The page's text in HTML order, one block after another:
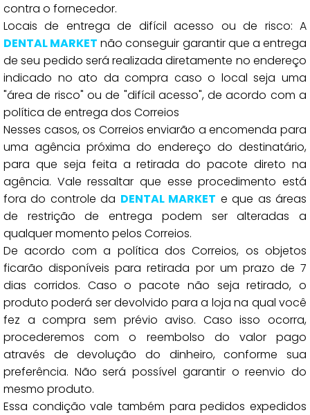
contra o fornecedor.
Locais de entrega de difícil acesso ou de risco: A
DENTAL MARKET não conseguir garantir que a entrega
de seu pedido será realizada diretamente no endereço
indicado no ato da compra caso o local seja uma
"área de risco" ou de "difícil acesso", de acordo com a
política de entrega dos Correios
Nesses casos, os Correios enviarão a encomenda para
uma agência próxima do endereço do destinatário,
para que seja feita a retirada do pacote direto na
agência. Vale ressaltar que esse procedimento está
fora do controle da DENTAL MARKET e que as áreas
de restrição de entrega podem ser alteradas a
qualquer momento pelos Correios.
De acordo com a política dos Correios, os objetos
ficarão disponíveis para retirada por um prazo de 7
dias corridos. Caso o pacote não seja retirado, o
produto poderá ser devolvido para a loja na qual você
fez a compra sem prévio aviso. Caso isso ocorra,
procederemos com o reembolso do valor pago
através de devolução do dinheiro, conforme sua
preferência. Não será possível garantir o reenvio do
mesmo produto.
Essa condição vale também para pedidos expedidos